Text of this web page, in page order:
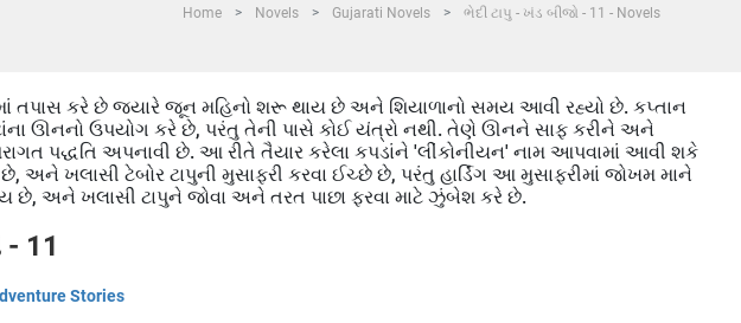
Home Novels Gujarati Novels ભેદી ટાપુ - ખંડ બીજો - 11 - Novels
તપાસ કરે છે જ્યારે જૂન મહિનો શરૂ થાય છે અને શિયાળાનો સમય આવી રહ્યો છે. કપ્તાન
ઊનનો ઉપયોગ કરે છે, પરંતુ તેની પાસે કોઈ યંત્રો નથી. તેણે ઊનને સાફ કરીને અને
પદ્ધતિ અપનાવી છે. આ રીતે તૈયાર કરેલા કપડાંને 'લીંકોનીયન' નામ આપવામાં આવી શકે
અને ખલાસી ટેબોર ટાપુની મુસાફરી કરવા ઈચ્છે છે, પરંતુ હાર્ડિંગ આ મુસાફરીમાં જોખમ માને
અને ખલાસી ટાપુને જોવા અને તરત પાછા ફરવા માટે ઝુંબેશ કરે છે.
11
Stories